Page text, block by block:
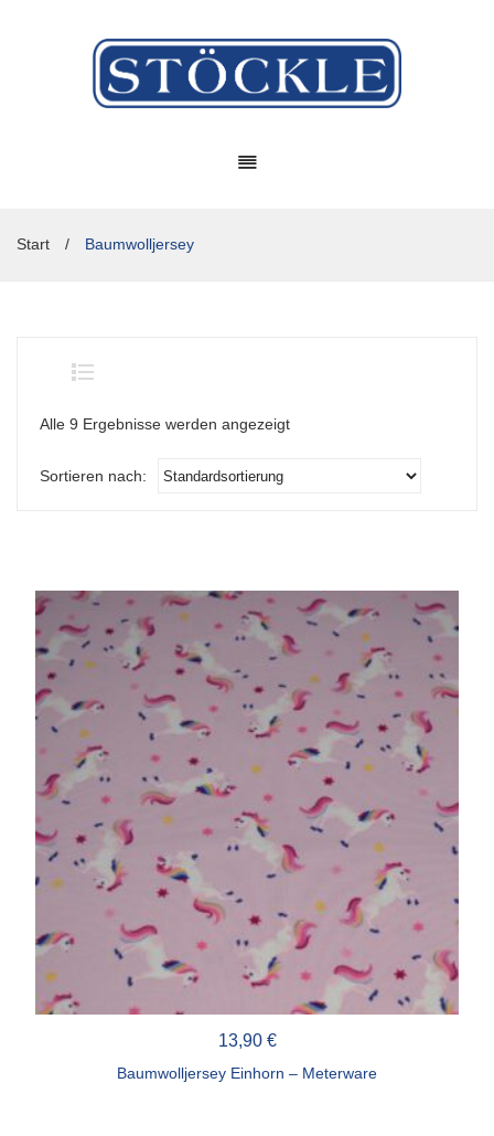
Start / Baumwolljersey
Alle 9 Ergebnisse werden angezeigt
Sortieren nach:
13,90 €
Baumwolljersey Einhorn – Meterware